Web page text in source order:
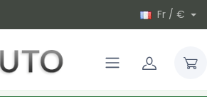
Fr / €